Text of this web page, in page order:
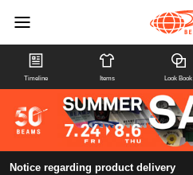
Timeline Items Look Book
Notice regarding product delivery